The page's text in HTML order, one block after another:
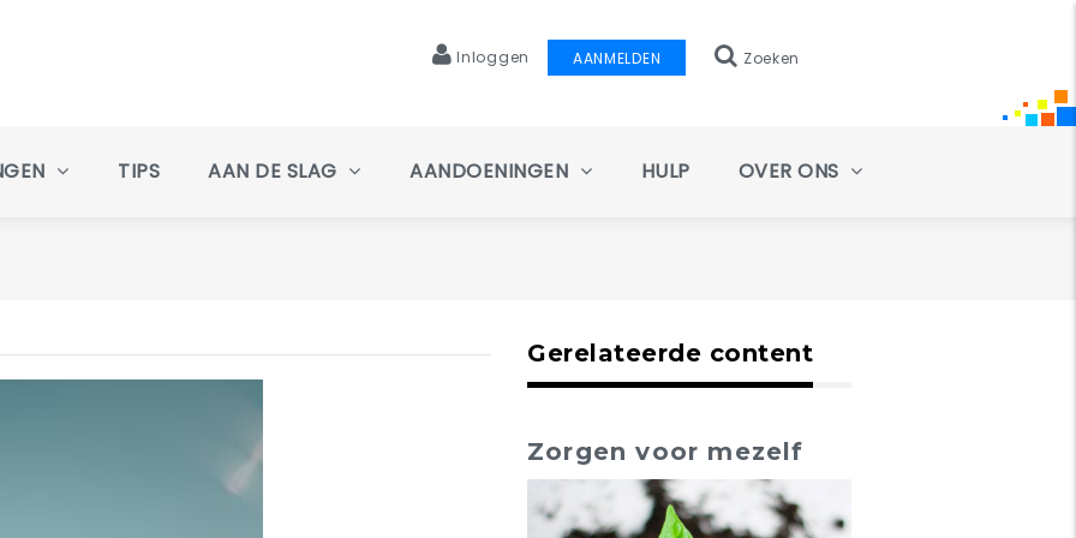
Inloggen AANMELDEN Zoeken
TIPS AAN DE SLAG AANDOENINGEN HULP OVER ONS
Gerelateerde content
Zorgen voor mezelf